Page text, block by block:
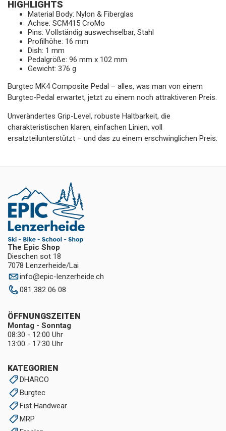
HIGHLIGHTS
Material Body: Nylon & Fiberglas
Achse: SCM415 CroMo
Pins: Vollständig auswechselbar, Stahl
Profilhöhe: 16 mm
Dish: 1 mm
Pedalgröße: 96 mm x 102 mm
Gewicht: 376 g
Burgtec MK4 Composite Pedal – alles, was man von einem
Burgtec-Pedal erwartet, jetzt zu einem noch attraktiveren Preis.
Unverändertes Grip-Level, robuste Haltbarkeit, die
charakteristischen klaren, einfachen Linien, voll
ersatzteilunterstützt – und das zu einem erschwinglichen Preis.
The Epic Shop
Dieschen sot 18
7078 Lenzerheide/Lai
info@epic-lenzerheide.ch
081 382 06 08
KATEGORIEN
DHARCO
Burgtec
Fist Handwear
MRP
ÖFFNUNGSZEITEN
Montag - Sonntag
08:30 - 12:00 Uhr
13:00 - 17:30 Uhr